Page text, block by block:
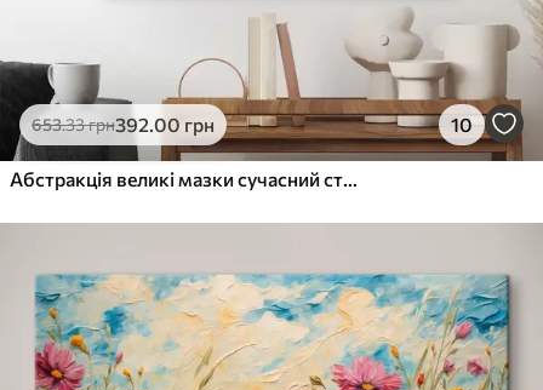
653.33грн392.00 грн 10
Абстракція великі мазки сучасний стиль